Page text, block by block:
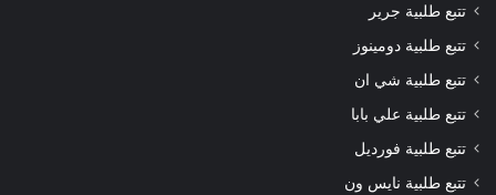
تتبع طلبية جرير
تتبع طلبية دومينوز
تتبع طلبية شي ان
تتبع طلبية علي بابا
تتبع طلبية فورديل
تتبع طلبية نايس ون